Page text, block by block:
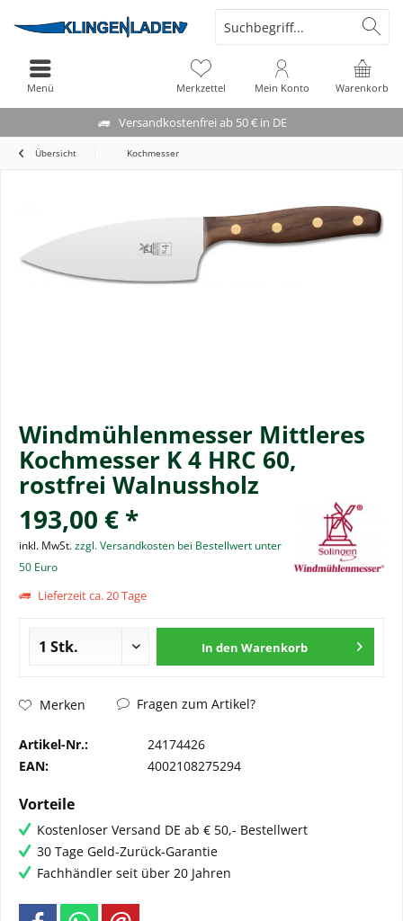
Versandkostenfrei ab 50 € in DE
Warenkorb
Merkzettel Mein Konto
Menü
Übersicht Kochmesser
Windmühlenmesser Mittleres
Kochmesser K 4 HRC 60,
rostfrei Walnussholz
193,00 € *
inkl. MwSt.zzgl. Versandkosten bei Bestellwert unter
50 Euro
Lieferzeit ca. 20 Tage
In den Warenkorb
Merken Fragen zum Artikel?
Artikel-Nr.:
24174426
EAN:
4002108275294
Vorteile
Kostenloser Versand DE ab € 50,- Bestellwert
30 Tage Geld-Zurück-Garantie
Fachhändler seit über 20 Jahren